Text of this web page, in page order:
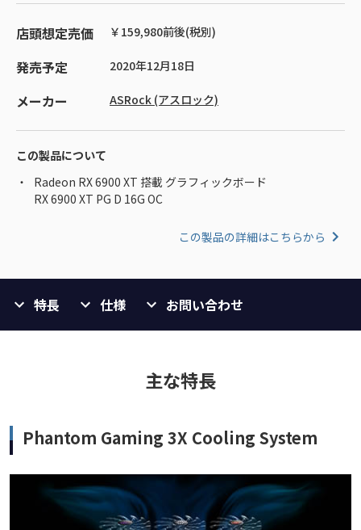
店頭想定売価 ￥159,980前後(税別)
発売予定 2020年12月18日
メーカー ASRock (アスロック)
この製品について
Radeon RX 6900 XT 搭載 グラフィックボード
RX 6900 XT PG D 16G OC
この製品の詳細はこちらから
特長 仕様 お問い合わせ
主な特長
Phantom Gaming 3X Cooling System